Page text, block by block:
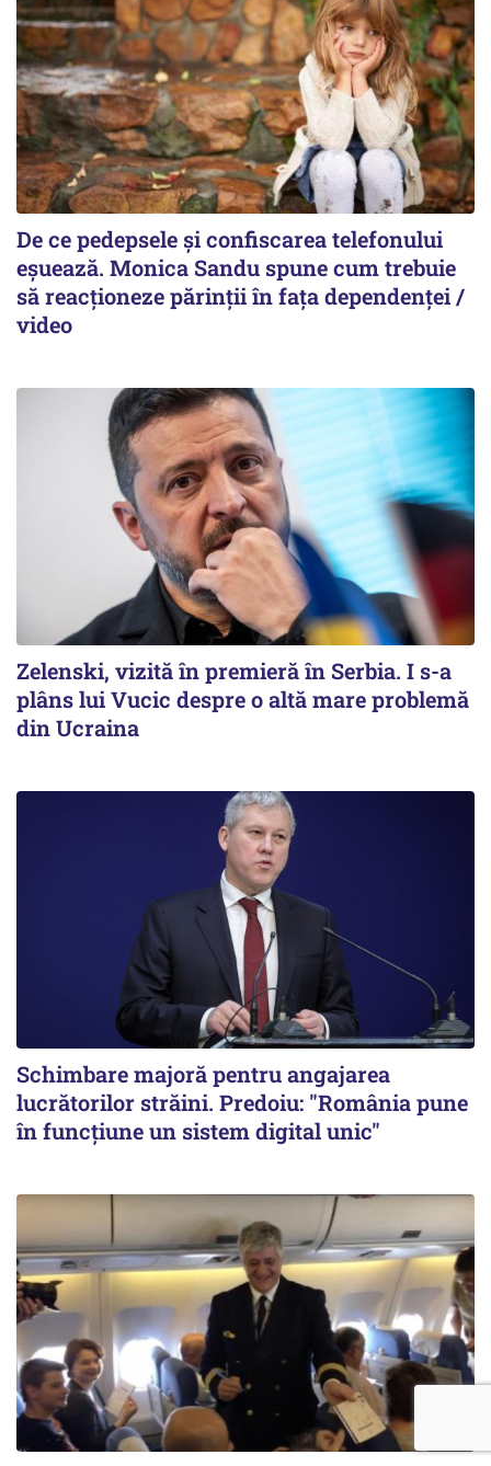
De ce pedepsele și confiscarea telefonului
eșuează. Monica Sandu spune cum trebuie
să reacționeze părinții în fața dependenței /
video
Zelenski, vizită în premieră în Serbia. I s-a
plâns lui Vucic despre o altă mare problemă
din Ucraina
Schimbare majoră pentru angajarea
lucrătorilor străini. Predoiu: "România pune
în funcțiune un sistem digital unic"